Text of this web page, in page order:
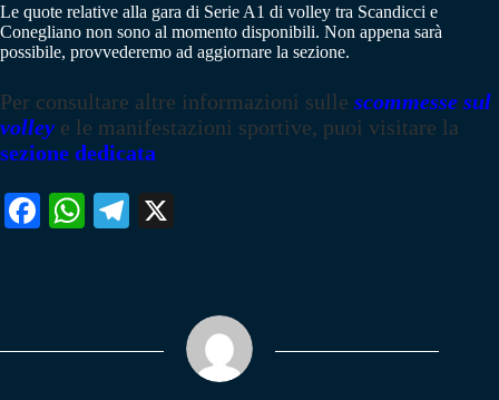
Le quote relative alla gara di Serie A1 di volley tra Scandicci e
Conegliano non sono al momento disponibili. Non appena sarà
possibile, provvederemo ad aggiornare la sezione.
Per consultare altre informazioni sulle scommesse sul
volley e le manifestazioni sportive, puoi visitare la
sezione dedicata
Fa W
pp
Te
m